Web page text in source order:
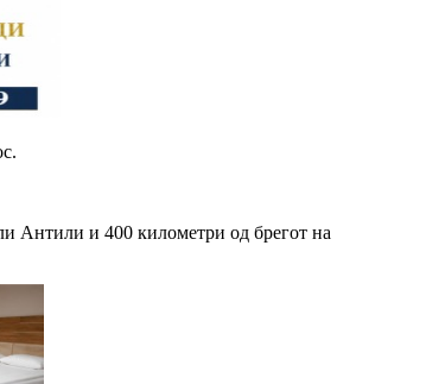
Антили и 400 километри од брегот на